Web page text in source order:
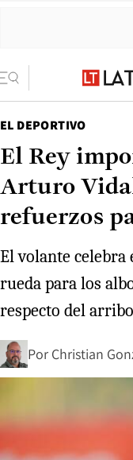
EL DEPORTIVO
El Rey
Arturo
refuerzos
El volante
rueda para los
respecto del
Por Christian